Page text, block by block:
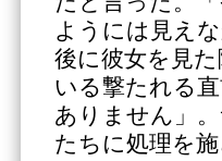
ようには見え
後に彼女を見
いる撃たれる
ありません」
たちに処理を